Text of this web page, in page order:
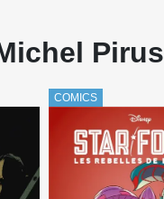
Pirus
COMICS